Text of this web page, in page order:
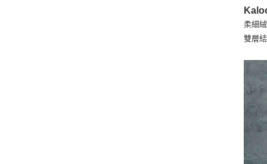
柔細
雙層